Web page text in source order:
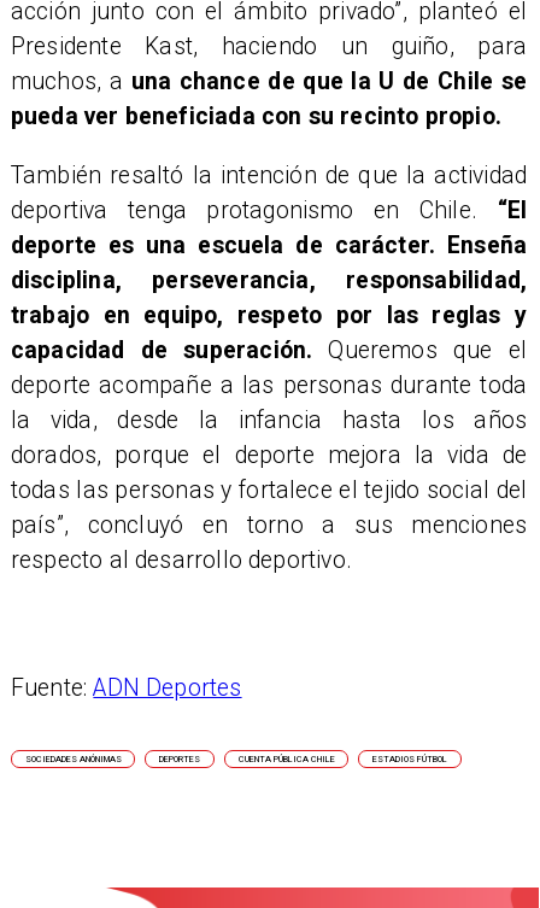
acción junto con el ámbito privado”, planteó el
Presidente Kast, haciendo un guiño, para
muchos, a una chance de que la U de Chile se
pueda ver beneficiada con su recinto propio.
También resaltó la intención de que la actividad
deportiva tenga protagonismo en Chile. “El
deporte es una escuela de carácter. Enseña
disciplina, perseverancia, responsabilidad,
trabajo en equipo, respeto por las reglas y
capacidad de superación. Queremos que el
deporte acompañe a las personas durante toda
la vida, desde la infancia hasta los años
dorados, porque el deporte mejora la vida de
todas las personas y fortalece el tejido social del
país”, concluyó en torno a sus menciones
respecto al desarrollo deportivo.
Fuente:ADN Deportes
SOCIEDADES ANÓNIMAS DEPORTES CUENTA PÚBLICA CHILE ESTADIOS FÚTBOL